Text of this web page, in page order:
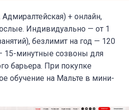
+ онлайн,
Индивидуально — от 1
безлимит на год — 120
15-минутные созвоны для
барьера. При покупке
обучение на Мальте в мини-